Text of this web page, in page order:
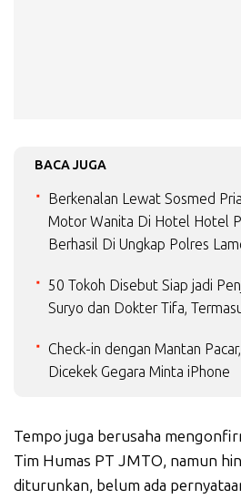
BACA JUGA
Berkenalan Lewat Sosmed
Motor Wanita Di Hotel Hotel
Berhasil Di Ungkap Polres
50 Tokoh Disebut Siap jadi
Suryo dan Dokter Tifa,
Check-in dengan Mantan
Dicekek Gegara Minta iPhone
Tempo juga berusaha
Tim Humas PT JMTO, namun
diturunkan, belum ada